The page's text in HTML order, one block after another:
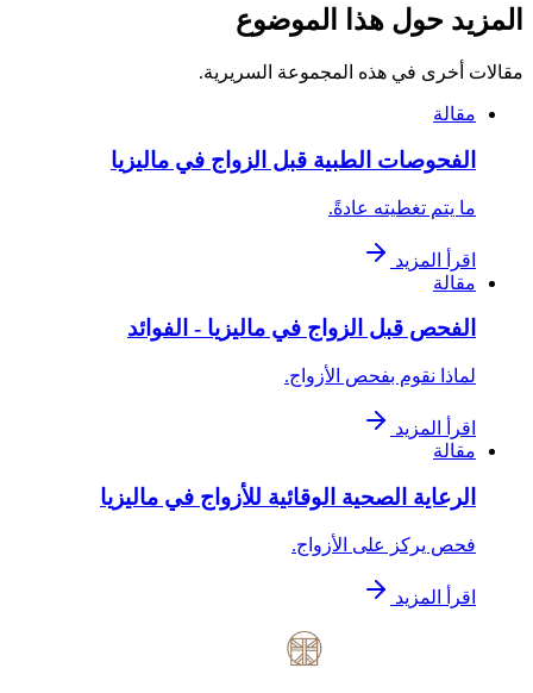
المزيد حول هذا الموضوع
مقالات أخرى في هذه المجموعة السريرية.
مقالة
الفحوصات الطبية قبل الزواج في ماليزيا
ما يتم تغطيته عادةً.
اقرأ المزيد
مقالة
الفحص قبل الزواج في ماليزيا - الفوائد
لماذا نقوم بفحص الأزواج.
اقرأ المزيد
مقالة
الرعاية الصحية الوقائية للأزواج في ماليزيا
فحص يركز على الأزواج.
اقرأ المزيد